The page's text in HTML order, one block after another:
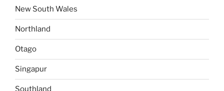
New South Wales
Northland
Otago
Singapur